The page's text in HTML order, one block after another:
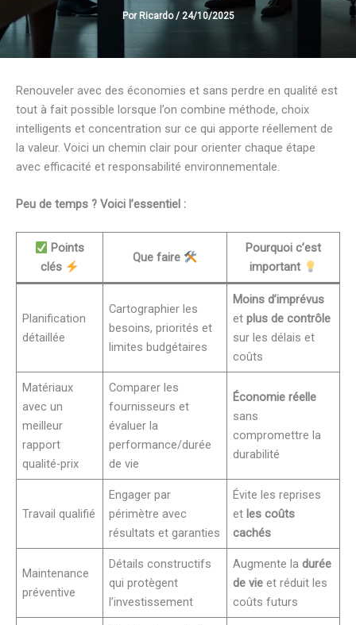
Por Ricardo/ 24/10/2025
Renouveler avec des économies et sans perdre en qualité est
tout à fait possible lorsque l’on combine méthode, choix
intelligents et concentration sur ce qui apporte réellement de
la valeur. Voici un chemin clair pour orienter chaque étape
avec efficacité et responsabilité environnementale.
Peu de temps ? Voici l’essentiel :
Points
clés
Que faire
Pourquoi c’est
important
Planification
détaillée
Cartographier les
besoins, priorités et
limites budgétaires
Moins d’imprévus
etplus de contrôle
sur les délais et
coûts
Matériaux
avec un
meilleur
rapport
qualité-prix
Comparer les
fournisseurs et
évaluer la
performance/durée
de vie
Économie réelle
sans
compromettre la
durabilité
Travail qualifié
Engager par
périmètre avec
résultats et garanties
Évite les reprises
et les coûts
cachés
Maintenance
préventive
Détails constructifs
qui protègent
l’investissement
Augmente ladurée
de vie et réduit les
coûts futurs